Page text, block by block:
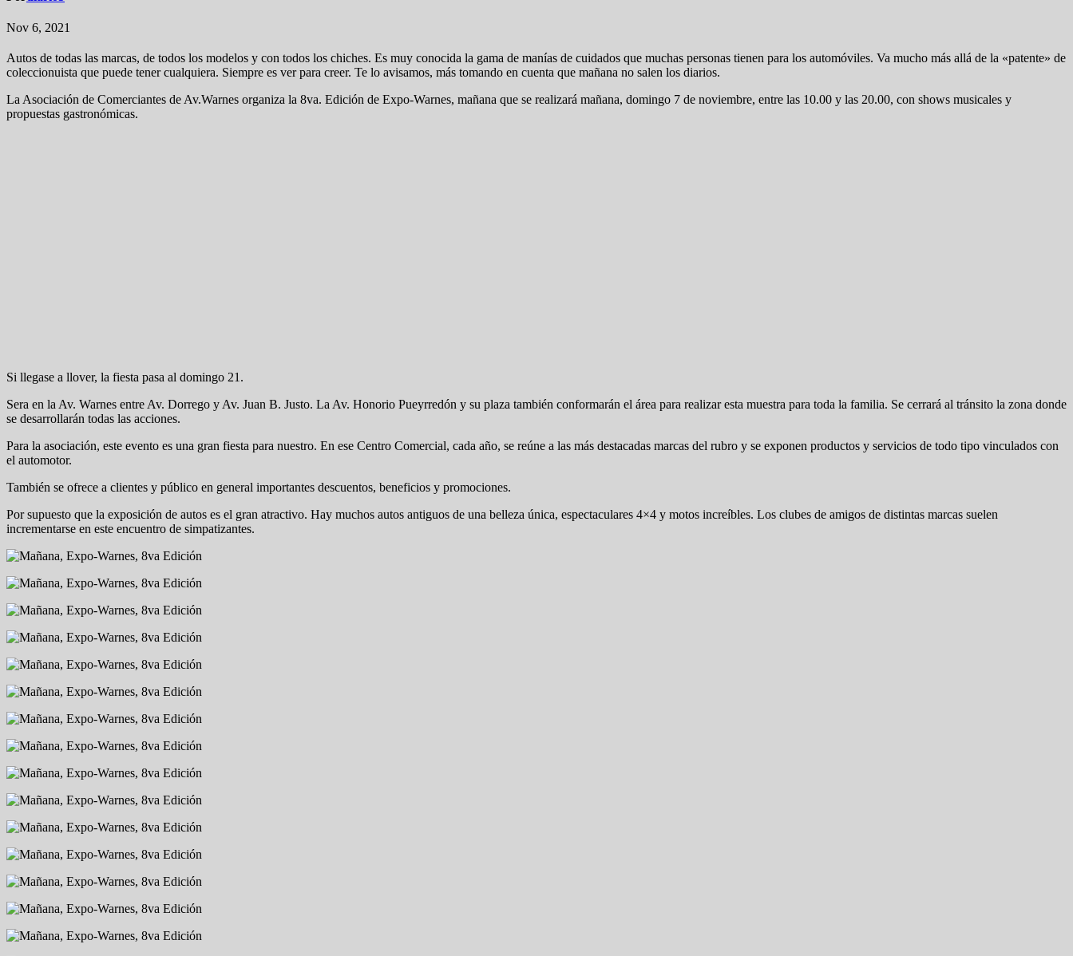
Nov 6, 2021
Autos de todas las marcas, de todos los modelos y con todos los chiches. Es muy conocida la gama de manías de cuidados que muchas personas tienen para los automóviles. Va mucho más allá de la «patente» de
coleccionuista que puede tener cualquiera. Siempre es ver para creer. Te lo avisamos, más tomando en cuenta que mañana no salen los diarios.
La Asociación de Comerciantes de Av.Warnes organiza la 8va. Edición de Expo-Warnes, mañana que se realizará mañana, domingo 7 de noviembre, entre las 10.00 y las 20.00, con shows musicales y
propuestas gastronómicas.
Si llegase a llover, la fiesta pasa al domingo 21.
Sera en la Av. Warnes entre Av. Dorrego y Av. Juan B. Justo. La Av. Honorio Pueyrredón y su plaza también conformarán el área para realizar esta muestra para toda la familia. Se cerrará al tránsito la zona donde
se desarrollarán todas las acciones.
Para la asociación, este evento es una gran fiesta para nuestro. En ese Centro Comercial, cada año, se reúne a las más destacadas marcas del rubro y se exponen productos y servicios de todo tipo vinculados con
el automotor.
También se ofrece a clientes y público en general importantes descuentos, beneficios y promociones.
Por supuesto que la exposición de autos es el gran atractivo. Hay muchos autos antiguos de una belleza única, espectaculares 4×4 y motos increíbles. Los clubes de amigos de distintas marcas suelen
incrementarse en este encuentro de simpatizantes.